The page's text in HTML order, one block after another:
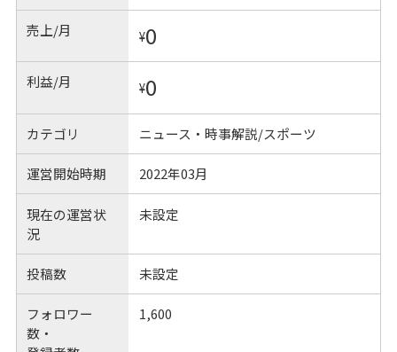
売上/月 ¥0
利益/月 ¥0
カテゴリ ニュース・時事解説/スポーツ
運営開始時期 2022年03月
現在の運営状
況
未設定
投稿数 未設定
フォロワー
数・
1,600